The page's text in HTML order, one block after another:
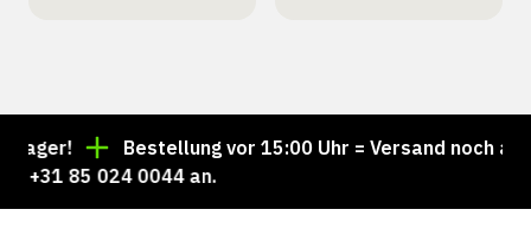
Bestellung vor 15:00 Uhr = Versand noch am
85 024 0044 an.